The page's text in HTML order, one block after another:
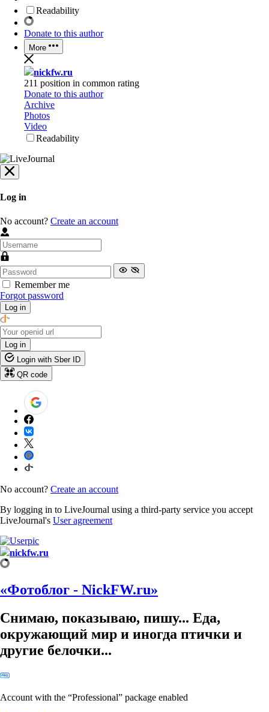
Readability
Donate to this author
More
nickfw.ru
211 position in common rating
Donate to this author
Archive
Photos
Video
Readability
Log in
No account? Create an account
Remember me
Forgot password
Log in
Log in
Login with Sber ID
QR code
No account? Create an account
By logging in to LiveJournal using a third-party service you accept
LiveJournal's User agreement
nickfw.ru
«Фотоблог - NickFW.ru»
Снимаю, показываю, пишу... Еда,
окружающий мир и иногда птички и
другие белочки...
Account with the “Professional” package enabled